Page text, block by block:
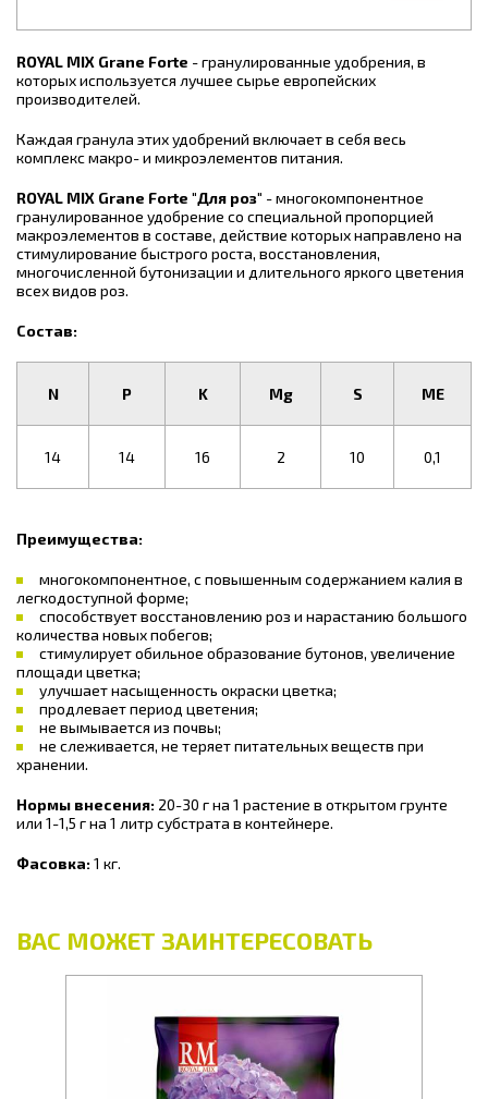
ROYAL MIX Grane Forte - гранулированные удобрения, в
которых используется лучшее сырье европейских
производителей.
Каждая гранула этих удобрений включает в себя весь
комплекс макро- и микроэлементов питания.
ROYAL MIX Grane Forte "Для роз" - многокомпонентное
гранулированное удобрение со специальной пропорцией
макроэлементов в составе, действие которых направлено на
стимулирование быстрого роста, восстановления,
многочисленной бутонизации и длительного яркого цветения
всех видов роз.
Состав:
N P K Mg S ME
14 14 16 2 10 0,1
Преимущества:
многокомпонентное, с повышенным содержанием калия в
легкодоступной форме;
способствует восстановлению роз и нарастанию большого
количества новых побегов;
стимулирует обильное образование бутонов, увеличение
площади цветка;
улучшает насыщенность окраски цветка;
продлевает период цветения;
не вымывается из почвы;
не слеживается, не теряет питательных веществ при
хранении.
Нормы внесения: 20-30 г на 1 растение в открытом грунте
или 1-1,5 г на 1 литр субстрата в контейнере.
Фасовка:1 кг.
ВАС МОЖЕТ ЗАИНТЕРЕСОВАТЬ